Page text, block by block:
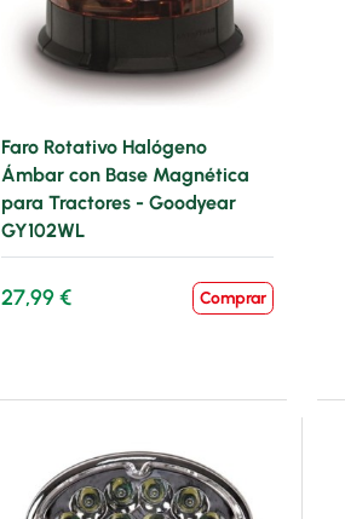
Faro Rotativo Halógeno
Ámbar con Base Magnética
para Tractores - Goodyear
GY102WL
27,99 € Comprar